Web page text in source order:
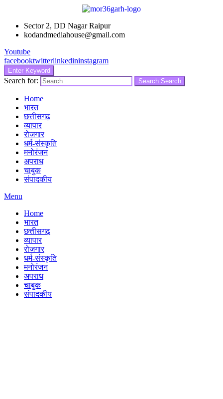
Sector 2, DD Nagar Raipur
kodandmediahouse@gmail.com
Youtube
facebooktwitterlinkedininstagram
Enter Keyword
Search for: Search Search
Home
भारत
छत्तीसगढ़
व्यापार
रोजगार
धर्म-संस्कृति
मनोरंजन
अपराध
चाबुक
संपादकीय
Menu
Home
भारत
छत्तीसगढ़
व्यापार
रोजगार
धर्म-संस्कृति
मनोरंजन
अपराध
चाबुक
संपादकीय